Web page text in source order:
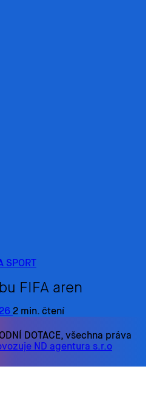
SPORT
FIFA aren
2 min. čtení
DOTACE, všechna práva
ND agentura s.r.o